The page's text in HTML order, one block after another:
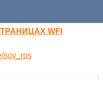
WFI
sov_ros